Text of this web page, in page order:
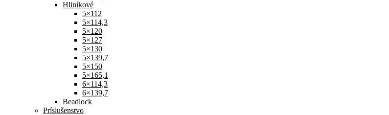
Hliníkové
5×112
5×114,3
5×120
5×127
5×130
5×139,7
5×150
5×165,1
6×114,3
6×139,7
Beadlock
Príslušenstvo